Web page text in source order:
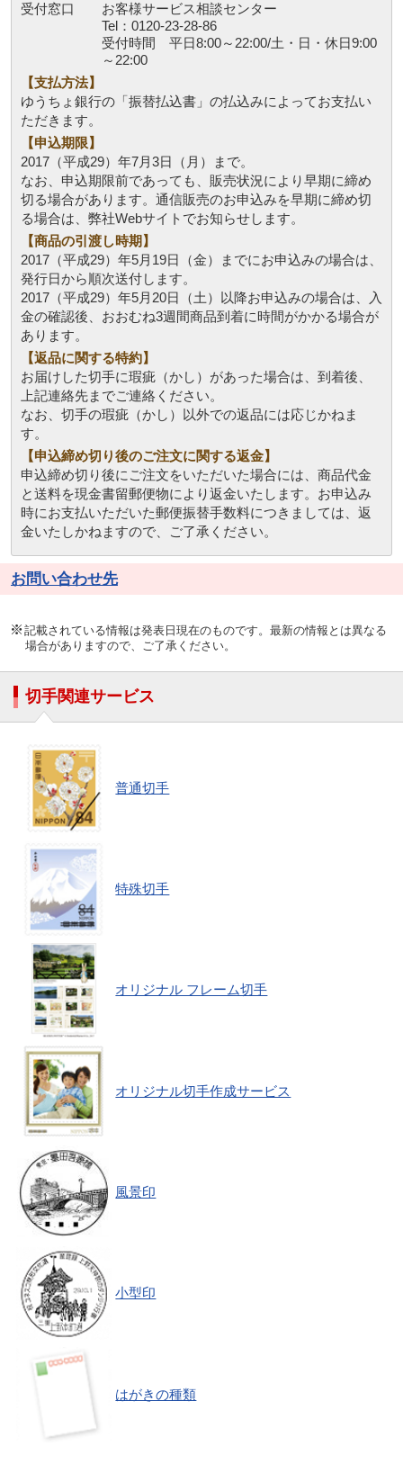
受付窓口
お客様サービス相談センター
Tel：0120-23-28-86
受付時間 平日8:00～22:00/土・日・休日9:00
～22:00
【支払方法】
ゆうちょ銀行の「振替払込書」の払込みによってお支払い
ただきます。
【申込期限】
2017（平成29）年7月3日（月）まで。
なお、申込期限前であっても、販売状況により早期に締め
切る場合があります。通信販売のお申込みを早期に締め切
る場合は、弊社Webサイトでお知らせします。
【商品の引渡し時期】
2017（平成29）年5月19日（金）までにお申込みの場合は、
発行日から順次送付します。
2017（平成29）年5月20日（土）以降お申込みの場合は、入
金の確認後、おおむね3週間商品到着に時間がかかる場合が
あります。
【返品に関する特約】
お届けした切手に瑕疵（かし）があった場合は、到着後、
上記連絡先までご連絡ください。
なお、切手の瑕疵（かし）以外での返品には応じかねま
す。
【申込締め切り後のご注文に関する返金】
申込締め切り後にご注文をいただいた場合には、商品代金
と送料を現金書留郵便物により返金いたします。お申込み
時にお支払いただいた郵便振替手数料につきましては、返
金いたしかねますので、ご了承ください。
お問い合わせ先
記載されている情報は発表日現在のものです。最新の情報とは異なる
場合がありますので、ご了承ください。
切手関連サービス
普通切手
特殊切手
オリジナル フレーム切手
オリジナル切手作成サービス
風景印
小型印
はがきの種類